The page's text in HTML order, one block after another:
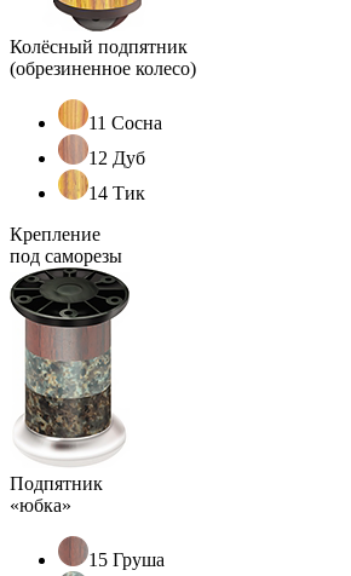
Колёсный подпятник
(обрезиненное колесо)
11 Сосна
12 Дуб
14 Тик
Крепление
под саморезы
Подпятник
«юбка»
15 Груша